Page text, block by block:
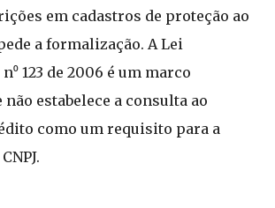
em cadastros de proteção ao
a formalização. A Lei
123 de 2006 é um marco
estabelece a consulta ao
como um requisito para a